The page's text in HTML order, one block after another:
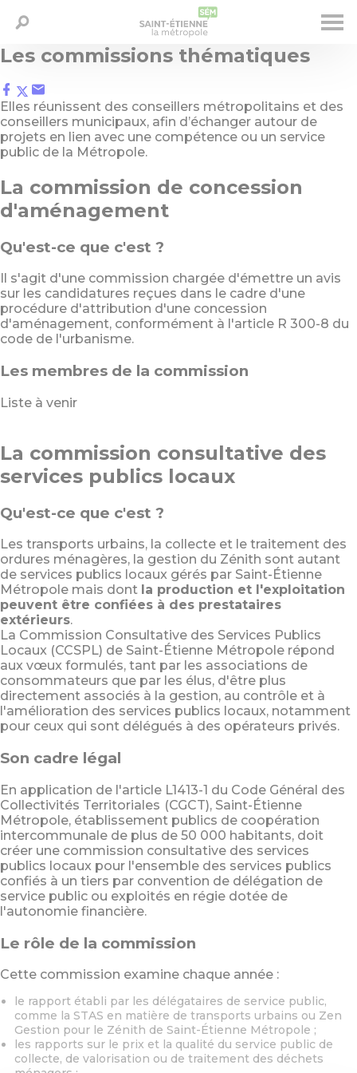
Aller
au
contenu
principal
LA MÉTROPOLE
PRÉSERVER - RECYCLER
HABITER - SE DÉPLACER
ÉTUDIER - ENTREPRENDRE
DESIGN - CULTURE - SPORT
DISPOSITIFS SOCIAUX - INSERTION
GRANDS PROJETS
TWITTER
AGENDA
CONTACT
MARCHÉS PUBLICS
PRESSE
DESIGN
CARTOGRAPHIE
OFFRES D'EMPLOI
MAGAZINES COMMUNES
horaires, élus...
Les commissions thématiques
Elles réunissent des conseillers métropolitains et des
conseillers municipaux, afin d’échanger autour de
projets en lien avec une compétence ou un service
public de la Métropole.
La commission de concession
d'aménagement
Qu'est-ce que c'est ?
Il s'agit d'une commission chargée d'émettre un avis
sur les candidatures reçues dans le cadre d'une
procédure d'attribution d'une concession
d'aménagement, conformément à l'article R 300-8 du
code de l'urbanisme.
Les membres de la commission
Liste à venir
La commission consultative des
services publics locaux
Qu'est-ce que c'est ?
Les transports urbains, la collecte et le traitement des
ordures ménagères, la gestion du Zénith sont autant
de services publics locaux gérés par Saint-Étienne
Métropole mais dont la production et l'exploitation
peuvent être confiées à des prestataires
extérieurs.
La Commission Consultative des Services Publics
Locaux (CCSPL) de Saint-Étienne Métropole répond
aux vœux formulés, tant par les associations de
consommateurs que par les élus, d'être plus
directement associés à la gestion, au contrôle et à
l'amélioration des services publics locaux, notamment
pour ceux qui sont délégués à des opérateurs privés.
Son cadre légal
En application de l'article L1413-1 du Code Général des
Collectivités Territoriales (CGCT), Saint-Étienne
Métropole, établissement publics de coopération
intercommunale de plus de 50 000 habitants, doit
créer une commission consultative des services
publics locaux pour l'ensemble des services publics
confiés à un tiers par convention de délégation de
service public ou exploités en régie dotée de
l'autonomie financière.
Le rôle de la commission
Cette commission examine chaque année :
le rapport établi par les délégataires de service public,
comme la STAS en matière de transports urbains ou Zen
Gestion pour le Zénith de Saint-Étienne Métropole ;
les rapports sur le prix et la qualité du service public de
collecte, de valorisation ou de traitement des déchets
Panneau de gestion des cookies